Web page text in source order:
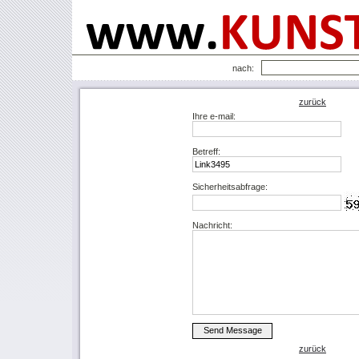
nach:
zurück
Ihre e-mail:
Betreff:
Sicherheitsabfrage:
Nachricht:
zurück